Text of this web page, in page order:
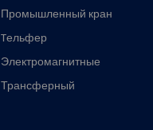
Промышленный кран
Tельфер
Электрический
Электромагнитные
подъемные магниты
для кранов
Трансферный